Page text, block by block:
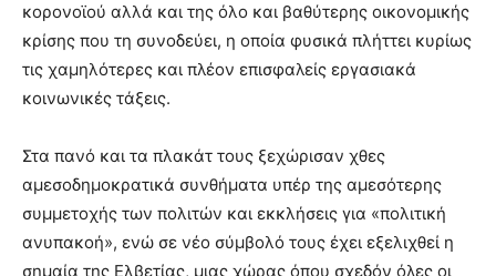
κορονοϊού αλλά και της όλο και βαθύτερης οικονομικής
κρίσης που τη συνοδεύει, η οποία φυσικά πλήττει κυρίως
τις χαμηλότερες και πλέον επισφαλείς εργασιακά
κοινωνικές τάξεις.
Στα πανό και τα πλακάτ τους ξεχώρισαν χθες
αμεσοδημοκρατικά συνθήματα υπέρ της αμεσότερης
συμμετοχής των πολιτών και εκκλήσεις για «πολιτική
ανυπακοή», ενώ σε νέο σύμβολό τους έχει εξελιχθεί η
σημαία της Ελβετίας, μιας χώρας όπου σχεδόν όλες οι